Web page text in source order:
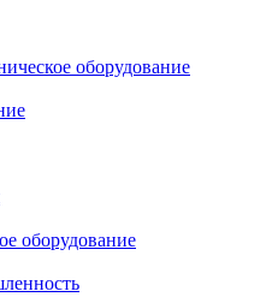
оборудование
оборудование